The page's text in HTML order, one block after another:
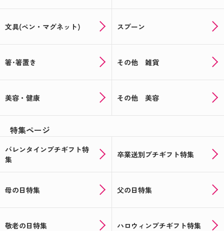
文具(ペン・マグネット) スプーン
箸･箸置き その他 雑貨
美容・健康 その他 美容
特集ページ
バレンタインプチギフト特
集
卒業送別プチギフト特集
母の日特集 父の日特集
敬老の日特集 ハロウィンプチギフト特集